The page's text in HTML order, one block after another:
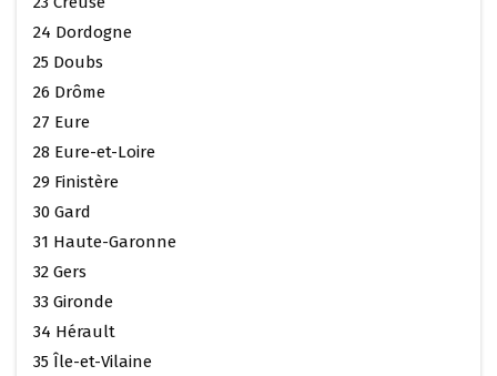
24 Dordogne
25 Doubs
26 Drôme
27 Eure
28 Eure-et-Loire
29 Finistère
30 Gard
31 Haute-Garonne
32 Gers
33 Gironde
34 Hérault
35 Île-et-Vilaine